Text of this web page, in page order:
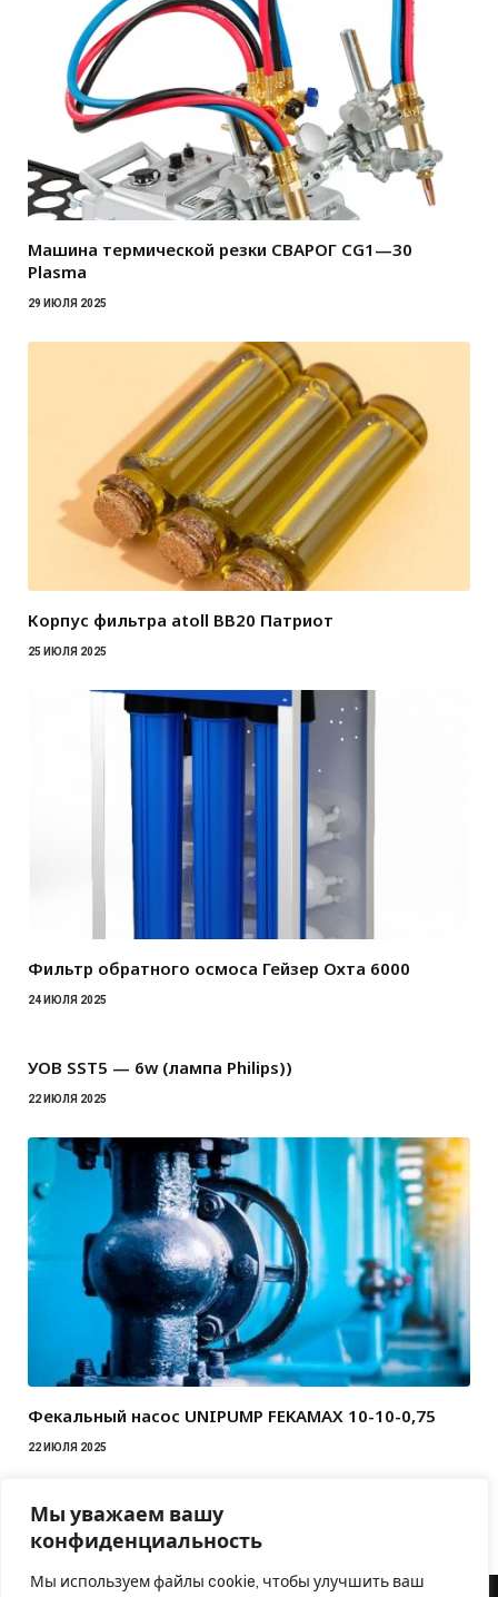
Мы уважаем вашу
конфиденциальность
Мы используем файлы cookie, чтобы улучшить ваш
Машина термической резки СВАРОГ CG1—30
Plasma
29 ИЮЛЯ 2025
Корпус фильтра atoll BB20 Патриот
25 ИЮЛЯ 2025
Фильтр обратного осмоса Гейзер Охта 6000
24 ИЮЛЯ 2025
УОВ SST5 — 6w (лампа Philips))
22 ИЮЛЯ 2025
Фекальный насос UNIPUMP FEKAMAX 10-10-0,75
22 ИЮЛЯ 2025